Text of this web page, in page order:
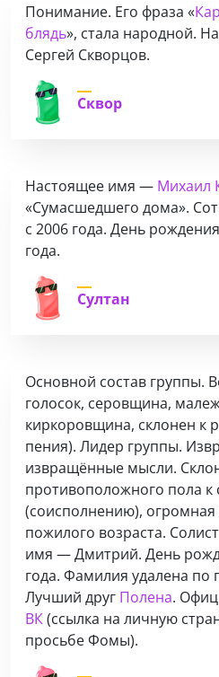
Понимание. Его фраза «
блядь», стала народной.
Сергей Скворцов.
Сквор
Настоящее имя — Михаил
«Сумасшедшего дома».
с 2006 года. День
года.
Султан
Основной состав группы.
голосок, серовщина,
киркоровщина, склонен к
пения). Лидер группы.
извращённые мысли.
противоположного пола к
(соисполнению),
пожилого возраста.
имя — Дмитрий. День
года. Фамилия удалена по
Лучший друг Полена.
ВК(ссылка на личную
просьбе Фомы).